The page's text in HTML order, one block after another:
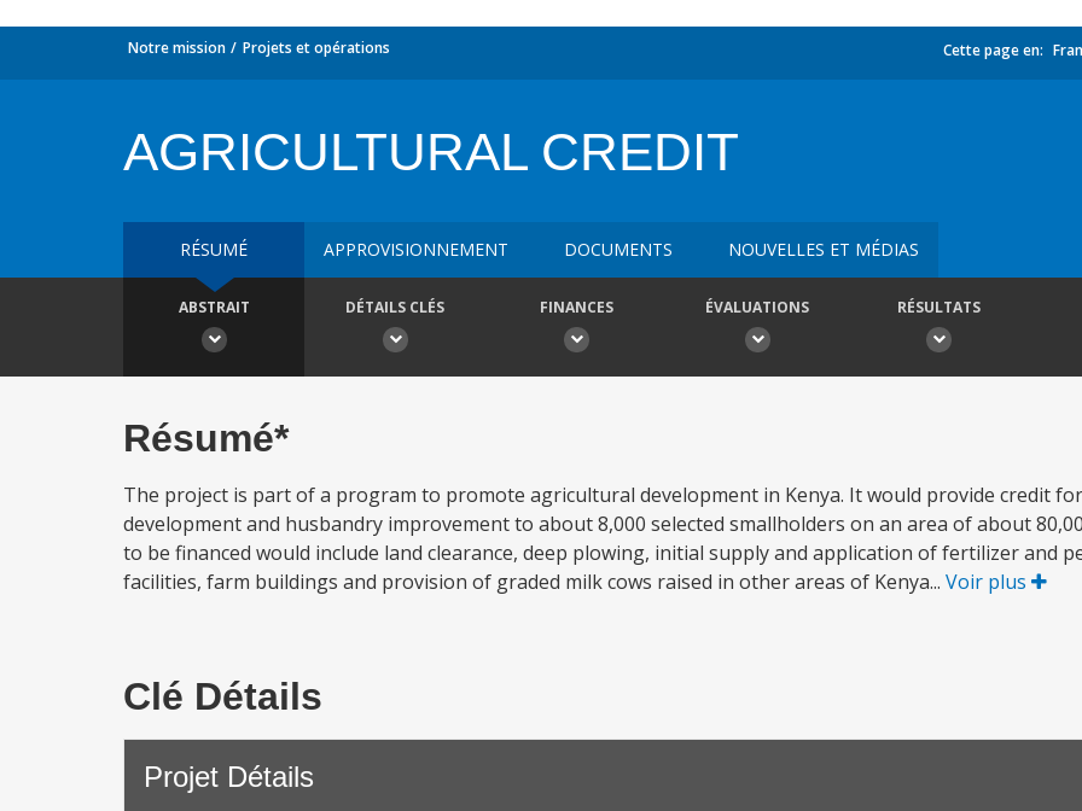
Notre mission Projets et opérations Cette page en:
AGRICULTURAL CREDIT
RÉSUMÉ APPROVISIONNEMENT DOCUMENTS NOUVELLES ET MÉDIAS
ABSTRAIT DÉTAILS CLÉS FINANCES ÉVALUATIONS RÉSULTATS
Résumé*
The project is part of a program to promote agricultural development in Kenya. It would provide credit
development and husbandry improvement to about 8,000 selected smallholders on an area of about
to be financed would include land clearance, deep plowing, initial supply and application of fertilizer and
facilities, farm buildings and provision of graded milk cows raised in other areas of Kenya... Voir plus
Clé Détails
Projet Détails